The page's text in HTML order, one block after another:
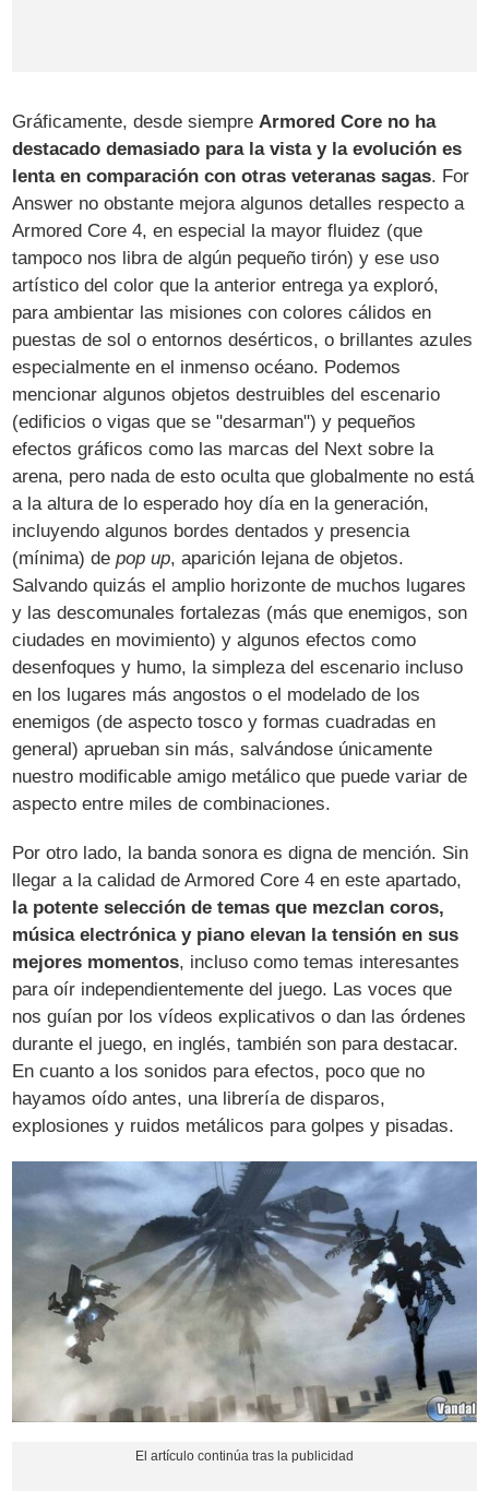
Gráficamente, desde siempreArmored Core no ha
destacado demasiado para la vista y la evolución es
lenta en comparación con otras veteranas sagas. For
Answer no obstante mejora algunos detalles respecto a
Armored Core 4, en especial la mayor fluidez (que
tampoco nos libra de algún pequeño tirón) y ese uso
artístico del color que la anterior entrega ya exploró,
para ambientar las misiones con colores cálidos en
puestas de sol o entornos desérticos, o brillantes azules
especialmente en el inmenso océano. Podemos
mencionar algunos objetos destruibles del escenario
(edificios o vigas que se "desarman") y pequeños
efectos gráficos como las marcas del Next sobre la
arena, pero nada de esto oculta que globalmente no está
a la altura de lo esperado hoy día en la generación,
incluyendo algunos bordes dentados y presencia
(mínima) depop up, aparición lejana de objetos.
Salvando quizás el amplio horizonte de muchos lugares
y las descomunales fortalezas (más que enemigos, son
ciudades en movimiento) y algunos efectos como
desenfoques y humo, la simpleza del escenario incluso
en los lugares más angostos o el modelado de los
enemigos (de aspecto tosco y formas cuadradas en
general) aprueban sin más, salvándose únicamente
nuestro modificable amigo metálico que puede variar de
aspecto entre miles de combinaciones.
Por otro lado, la banda sonora es digna de mención. Sin
llegar a la calidad de Armored Core 4 en este apartado,
la potente selección de temas que mezclan coros,
música electrónica y piano elevan la tensión en sus
mejores momentos, incluso como temas interesantes
para oír independientemente del juego. Las voces que
nos guían por los vídeos explicativos o dan las órdenes
durante el juego, en inglés, también son para destacar.
En cuanto a los sonidos para efectos, poco que no
hayamos oído antes, una librería de disparos,
explosiones y ruidos metálicos para golpes y pisadas.